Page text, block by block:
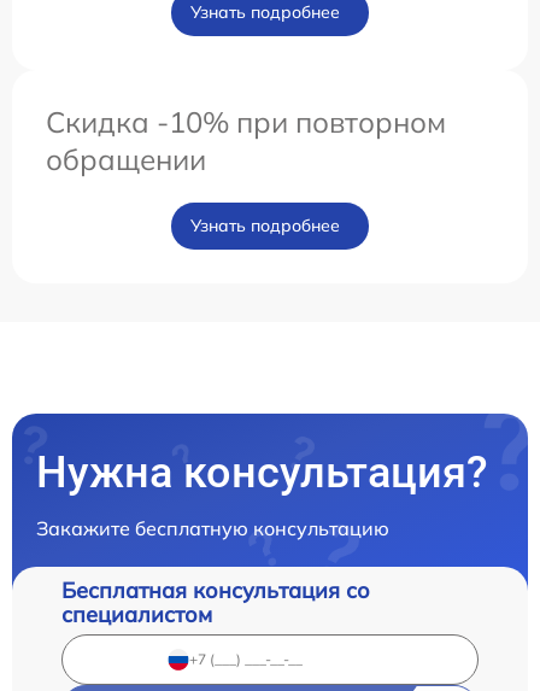
Узнать подробнее
Скидка -10% при повторном
обращении
Узнать подробнее
Нужна консультация?
Закажите бесплатную консультацию
Бесплатная консультация со
специалистом